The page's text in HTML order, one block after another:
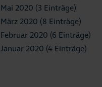
Mai 2020 (3 Einträge)
März 2020 (8 Einträge)
Februar 2020 (6 Einträge)
Januar 2020 (4 Einträge)